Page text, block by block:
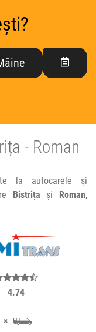
- Roman
la autocarele și
Bistrița și Roman,
4.74
×